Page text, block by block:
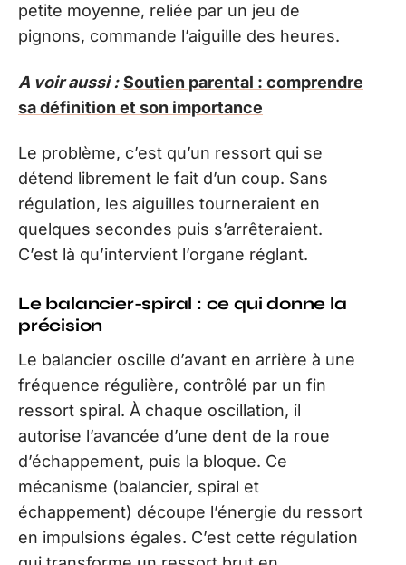
petite moyenne, reliée par un jeu de
pignons, commande l’aiguille des heures.
A voir aussi : Soutien parental : comprendre
sa définition et son importance
Le problème, c’est qu’un ressort qui se
détend librement le fait d’un coup. Sans
régulation, les aiguilles tourneraient en
quelques secondes puis s’arrêteraient.
C’est là qu’intervient l’organe réglant.
Le balancier-spiral : ce qui donne la
précision
Le balancier oscille d’avant en arrière à une
fréquence régulière, contrôlé par un fin
ressort spiral. À chaque oscillation, il
autorise l’avancée d’une dent de la roue
d’échappement, puis la bloque. Ce
mécanisme (balancier, spiral et
échappement) découpe l’énergie du ressort
en impulsions égales. C’est cette régulation